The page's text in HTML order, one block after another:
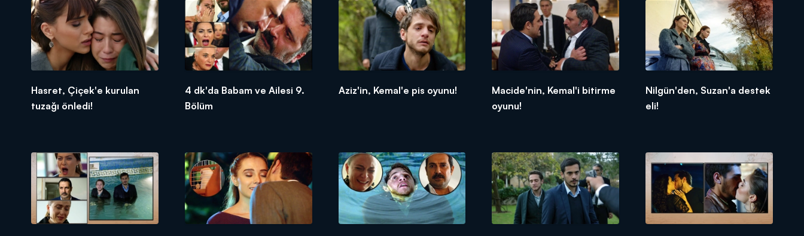
Hasret, Çiçek'e kurulan
tuzağı önledi!
4 dk'da Babam ve Ailesi 9.
Bölüm
Aziz'in, Kemal'e pis oyunu!
Macide'nin, Kemal'i bitirme
oyunu!
Nilgün'den, Suzan'a destek
eli!